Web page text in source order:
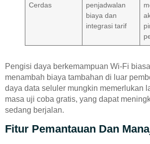
Cerdas
penjadwalan
biaya dan
integrasi tarif
Pengisi daya berkemampuan Wi-Fi
menambah biaya tambahan di luar
daya data seluler mungkin memerlukan
masa uji coba gratis, yang dapat
sedang berjalan.
Fitur Pemantauan Dan